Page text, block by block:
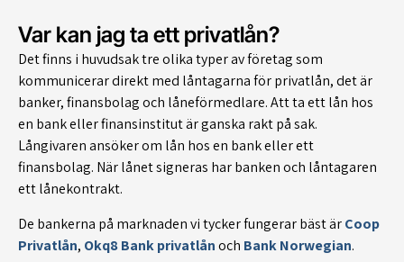
Var kan jag ta ett privatlån?
Det finns i huvudsak tre olika typer av företag som
kommunicerar direkt med låntagarna för privatlån, det är
banker, finansbolag och låneförmedlare. Att ta ett lån hos
en bank eller finansinstitut är ganska rakt på sak.
Långivaren ansöker om lån hos en bank eller ett
finansbolag. När lånet signeras har banken och låntagaren
ett lånekontrakt.
De bankerna på marknaden vi tycker fungerar bäst ärCoop
Privatlån, Okq8 Bank privatlånoch Bank Norwegian.